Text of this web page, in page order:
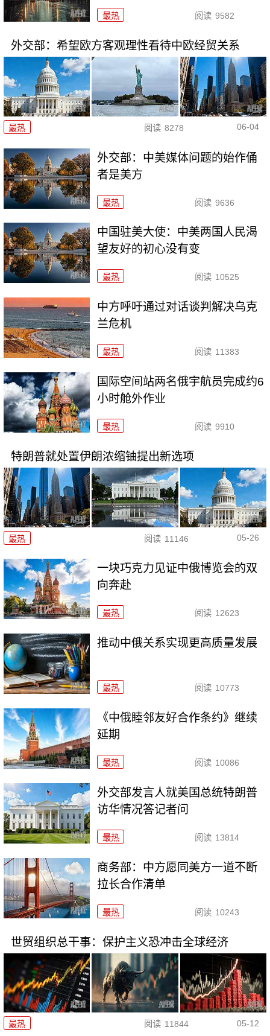
最热 阅读 9582
外交部：希望欧方客观理性看待中欧经贸关系
最热 阅读 8278 06-04
外交部：中美媒体问题的始作俑
者是美方
最热 阅读 9636
中国驻美大使：中美两国人民渴
望友好的初心没有变
最热 阅读 10525
中方呼吁通过对话谈判解决乌克
兰危机
最热 阅读 11383
国际空间站两名俄宇航员完成约6
小时舱外作业
最热 阅读 9910
特朗普就处置伊朗浓缩铀提出新选项
最热 阅读 11146 05-26
一块巧克力见证中俄博览会的双
向奔赴
最热 阅读 12623
推动中俄关系实现更高质量发展
最热 阅读 10773
《中俄睦邻友好合作条约》继续
延期
最热 阅读 10086
外交部发言人就美国总统特朗普
访华情况答记者问
最热 阅读 13814
商务部：中方愿同美方一道不断
拉长合作清单
最热 阅读 10243
世贸组织总干事：保护主义恐冲击全球经济
最热 阅读 11844 05-12